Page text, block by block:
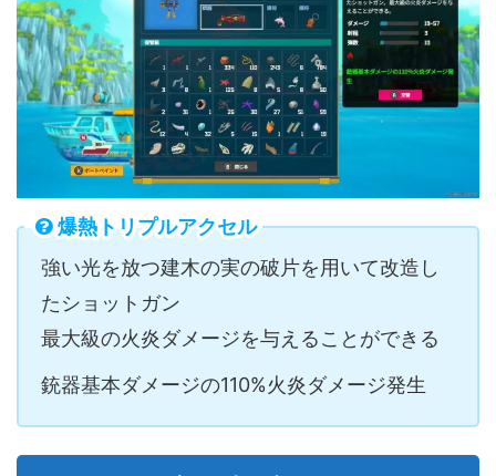
爆熱トリプルアクセル
強い光を放つ建木の実の破片を用いて改造し
たショットガン
最大級の火炎ダメージを与えることができる
銃器基本ダメージの110%火炎ダメージ発生